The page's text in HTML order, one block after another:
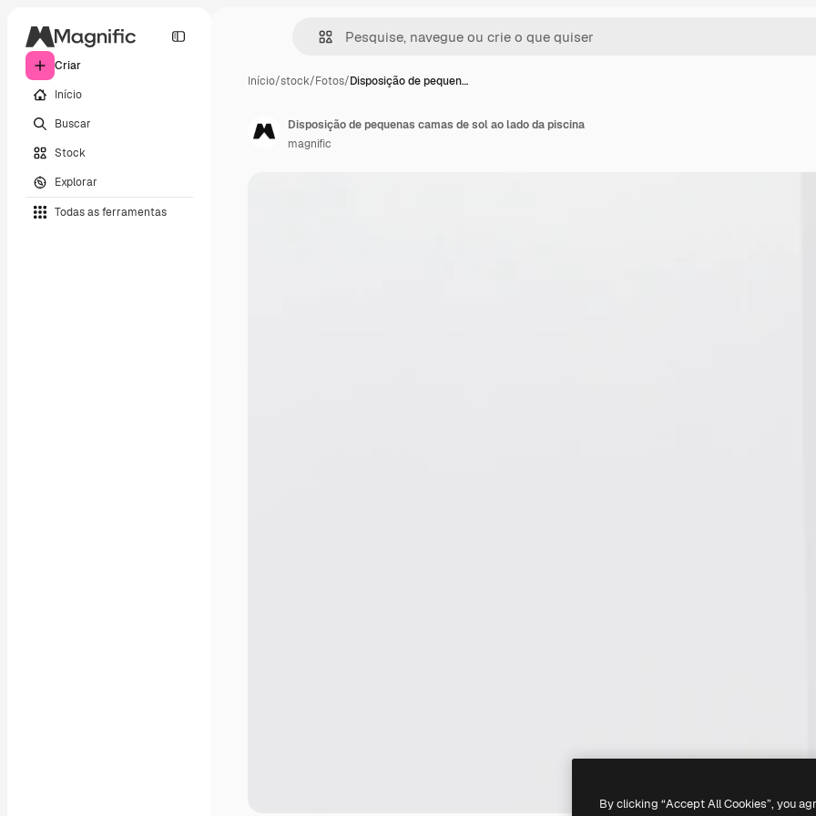
Criar
Início
Buscar
Stock
Explorar
Todas as ferramentas
Início/stock/Fotos/Disposição de pequen…
Disposição de pequenas camas de sol ao lado da piscina
magnific
By clicking “Accept All Cookies”, you